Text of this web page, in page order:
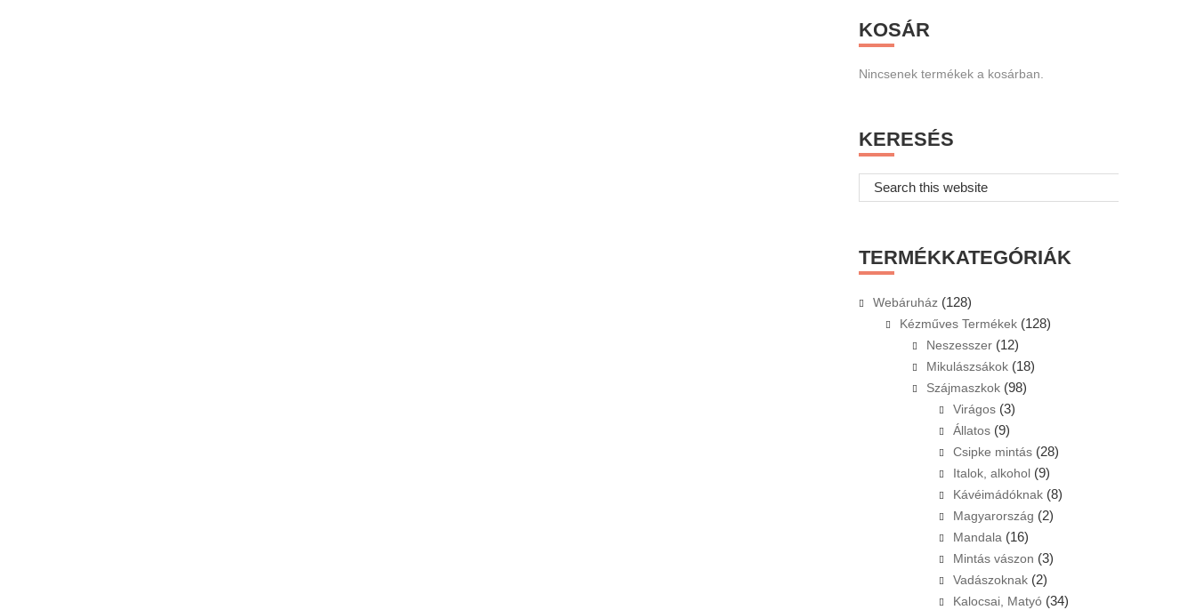
Primary
Sidebar
KOSÁR
Nincsenek termékek a kosárban.
KERESÉS
Search
this
TERMÉKKATEGÓRIÁK
Webáruház (128)
Kézműves Termékek (128)
Neszesszer (12)
Mikulászsákok (18)
Szájmaszkok (98)
Virágos (3)
Állatos (9)
Csipke mintás (28)
Italok, alkohol (9)
Kávéimádóknak (8)
Magyarország (2)
Mandala (16)
Mintás vászon (3)
Vadászoknak (2)
Kalocsai, Matyó (34)